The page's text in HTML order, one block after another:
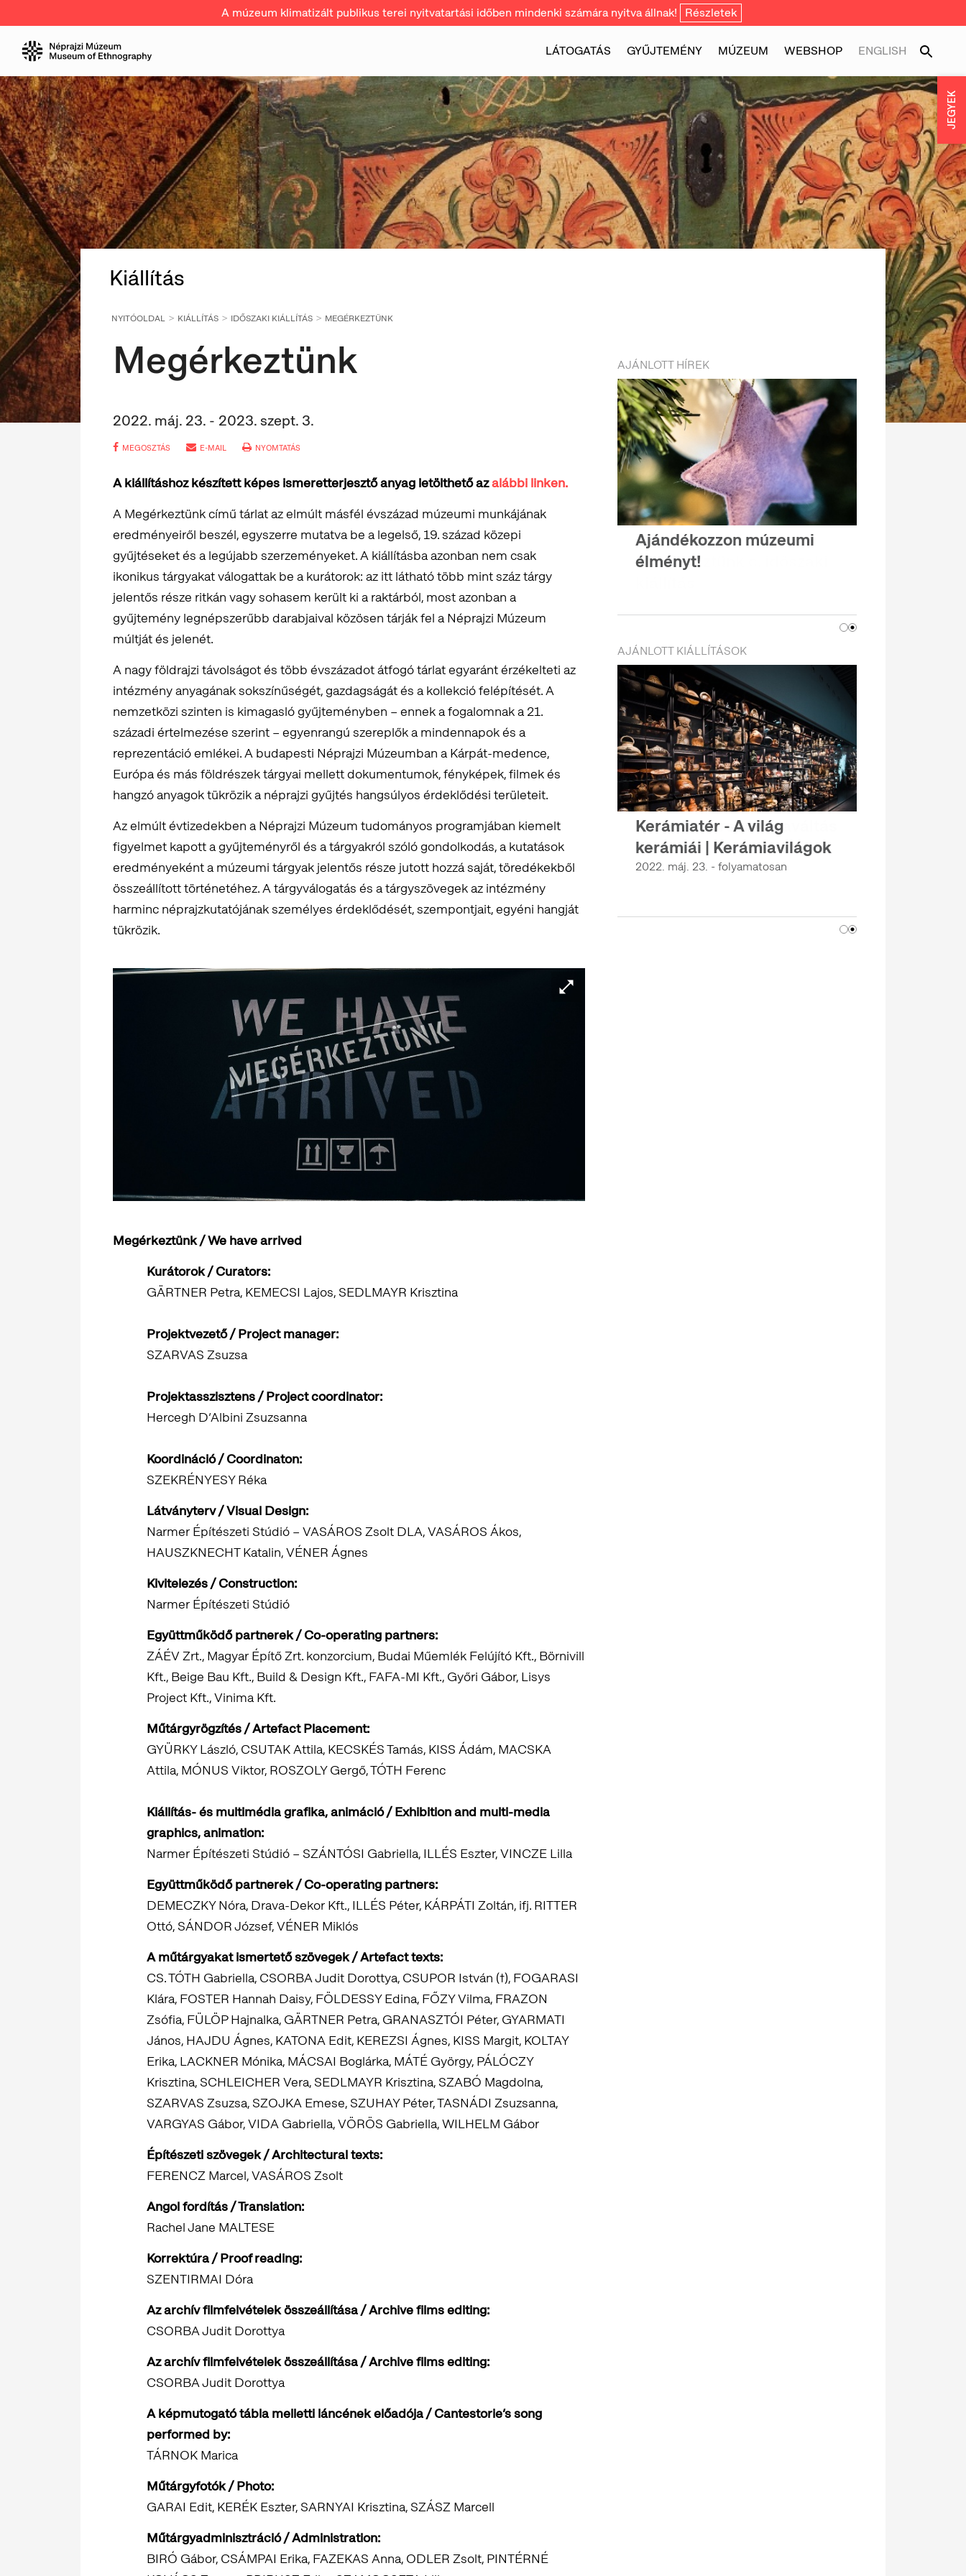
A múzeum klimatizált publikus terei nyitvatartási időben mindenki számára nyitva állnak! Részletek
LÁTOGATÁS GYŰJTEMÉNY MÚZEUM WEBSHOP ENGLISH
Kiállítás
NYITÓOLDAL KIÁLLÍTÁS IDŐSZAKI KIÁLLÍTÁS MEGÉRKEZTÜNK
Megérkeztünk
2022. máj. 23. - 2023. szept. 3.
MEGOSZTÁS E-MAIL NYOMTATÁS
A kiállításhoz készített képes ismeretterjesztő anyag letölthető azalábbi linken.
A Megérkeztünk című tárlat az elmúlt másfél évszázad múzeumi munkájának
eredményeiről beszél, egyszerre mutatva be a legelső, 19. század közepi
gyűjtéseket és a legújabb szerzeményeket. A kiállításba azonban nem csak
ikonikus tárgyakat válogattak be a kurátorok: az itt látható több mint száz tárgy
jelentős része ritkán vagy sohasem került ki a raktárból, most azonban a
gyűjtemény legnépszerűbb darabjaival közösen tárják fel a Néprajzi Múzeum
múltját és jelenét.
A nagy földrajzi távolságot és több évszázadot átfogó tárlat egyaránt érzékelteti az
intézmény anyagának sokszínűségét, gazdagságát és a kollekció felépítését. A
nemzetközi szinten is kimagasló gyűjteményben – ennek a fogalomnak a 21.
századi értelmezése szerint – egyenrangú szereplők a mindennapok és a
reprezentáció emlékei. A budapesti Néprajzi Múzeumban a Kárpát-medence,
Európa és más földrészek tárgyai mellett dokumentumok, fényképek, filmek és
hangzó anyagok tükrözik a néprajzi gyűjtés hangsúlyos érdeklődési területeit.
Az elmúlt évtizedekben a Néprajzi Múzeum tudományos programjában kiemelt
figyelmet kapott a gyűjteményről és a tárgyakról szóló gondolkodás, a kutatások
eredményeként a múzeumi tárgyak jelentős része jutott hozzá saját, töredékekből
összeállított történetéhez. A tárgyválogatás és a tárgyszövegek az intézmény
harminc néprajzkutatójának személyes érdeklődését, szempontjait, egyéni hangját
tükrözik.
Megérkeztünk / We have arrived
Kurátorok / Curators:
GÄRTNER Petra, KEMECSI Lajos, SEDLMAYR Krisztina
Projektvezető / Project manager:
SZARVAS Zsuzsa
Projektasszisztens / Project coordinator:
Hercegh D’Albini Zsuzsanna
Koordináció / Coordinaton:
SZEKRÉNYESY Réka
Látványterv / Visual Design:
Narmer Építészeti Stúdió – VASÁROS Zsolt DLA, VASÁROS Ákos,
HAUSZKNECHT Katalin, VÉNER Ágnes
Kivitelezés / Construction:
Narmer Építészeti Stúdió
Együttműködő partnerek /Co-operating partners:
ZÁÉV Zrt., Magyar Építő Zrt. konzorcium, Budai Műemlék Felújító Kft., Börnivill
Kft., Beige Bau Kft., Build & Design Kft., FAFA-MI Kft., Győri Gábor, Lisys
Project Kft., Vinima Kft.
Műtárgyrögzítés / Artefact Placement:
GYÜRKY László, CSUTAK Attila, KECSKÉS Tamás, KISS Ádám, MACSKA
Attila, MÓNUS Viktor, ROSZOLY Gergő, TÓTH Ferenc
Kiállítás- és multimédia grafika, animáció / Exhibition and multi-media
graphics, animation:
Narmer Építészeti Stúdió – SZÁNTÓSI Gabriella, ILLÉS Eszter, VINCZE Lilla
Együttműködő partnerek /Co-operating partners:
DEMECZKY Nóra, Drava-Dekor Kft., ILLÉS Péter, KÁRPÁTI Zoltán, ifj. RITTER
Ottó, SÁNDOR József, VÉNER Miklós
A műtárgyakat ismertető szövegek / Artefact texts:
CS. TÓTH Gabriella, CSORBA Judit Dorottya, CSUPOR István (†), FOGARASI
Klára, FOSTER Hannah Daisy, FÖLDESSY Edina, FŐZY Vilma, FRAZON
Zsófia, FÜLÖP Hajnalka, GÄRTNER Petra, GRANASZTÓI Péter, GYARMATI
János, HAJDU Ágnes, KATONA Edit, KEREZSI Ágnes, KISS Margit, KOLTAY
Erika, LACKNER Mónika, MÁCSAI Boglárka, MÁTÉ György, PÁLÓCZY
Krisztina, SCHLEICHER Vera, SEDLMAYR Krisztina, SZABÓ Magdolna,
SZARVAS Zsuzsa, SZOJKA Emese, SZUHAY Péter, TASNÁDI Zsuzsanna,
VARGYAS Gábor, VIDA Gabriella, VÖRÖS Gabriella, WILHELM Gábor
Építészeti szövegek / Architectural texts:
FERENCZ Marcel, VASÁROS Zsolt
Angol fordítás / Translation:
Rachel Jane MALTESE
Korrektúra / Proof reading:
SZENTIRMAI Dóra
Az archív filmfelvételek összeállítása / Archive films editing:
CSORBA Judit Dorottya
Az archív filmfelvételek összeállítása / Archive films editing:
CSORBA Judit Dorottya
A képmutogató tábla melletti láncének előadója / Cantestorie’s song
performed by:
TÁRNOK Marica
Műtárgyfotók / Photo:
GARAI Edit, KERÉK Eszter, SARNYAI Krisztina, SZÁSZ Marcell
Műtárgyadminisztráció / Administration:
BIRÓ Gábor, CSÁMPAI Erika, FAZEKAS Anna, ODLER Zsolt, PINTÉRNÉ
AJÁNLOTT HÍREK
Ajándékozzon múzeumi
élményt!
AJÁNLOTT KIÁLLÍTÁSOK
Kerámiatér - A világ
kerámiái | Kerámiavilágok
2022. máj. 23. - folyamatosan
JEGYEK